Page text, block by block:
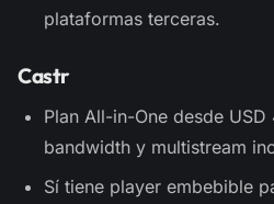
plataformas terceras.
Castr
Plan All-in-One desde
bandwidth y multistream
Sí tiene player embebible